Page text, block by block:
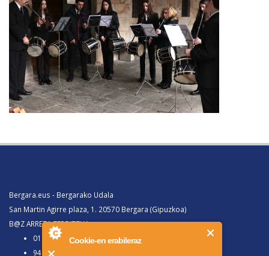
Cookie-en erabileraz
Bergara.eus - Bergarako Udala
San Martin Agirre plaza, 1. 20570 Bergara (Gipuzkoa)
B@Z ARRETA ZERBITZUA:
010, Bergaratik deituz gero
943 77 91 00, Bergaraz kanpotik deituz gero